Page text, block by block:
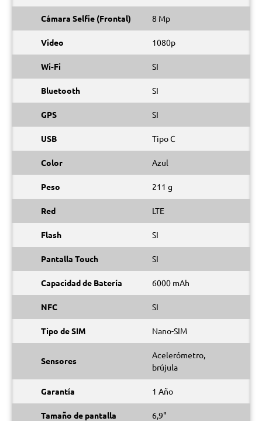
Cámara Selfie (Frontal) 8 Mp
Video 1080p
Wi-Fi SI
Bluetooth SI
GPS SI
USB Tipo C
Color Azul
Peso 211 g
Red LTE
Flash SI
Pantalla Touch SI
Capacidad de Batería 6000 mAh
NFC SI
Tipo de SIM Nano-SIM
Sensores
Acelerómetro,
brújula
Garantía 1 Año
Tamaño de pantalla 6,9"